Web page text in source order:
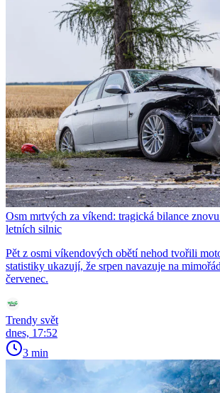
Osm mrtvých za víkend: tragická bilance
letních silnic
Pět z osmi víkendových obětí nehod tvořili
statistiky ukazují, že srpen navazuje na
červenec.
Trendy svět
dnes, 17:52
3 min